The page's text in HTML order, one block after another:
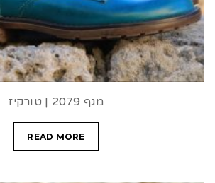
מגף 2079 | טורקיז
READ MORE